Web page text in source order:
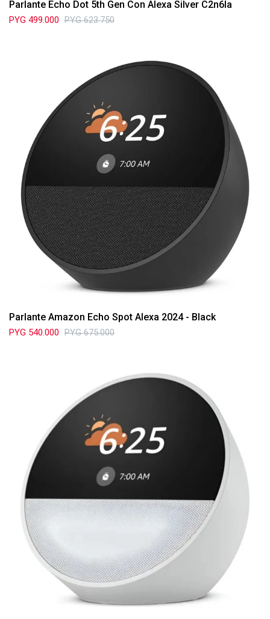
Parlante Echo Dot 5th Gen Con Alexa Silver C2n6la
PYG 499.000 PYG 623.750
Parlante Amazon Echo Spot Alexa 2024 - Black
PYG 540.000 PYG 675.000